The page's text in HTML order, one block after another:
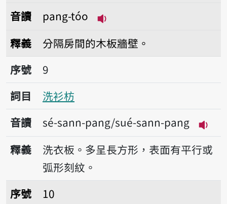
音讀
pang-tóo
釋義
分隔房間的木板牆壁。
序號9洗衫枋
序號
9
詞目
洗衫枋
音讀
sé-sann-pang/sué-sann-pang
播
釋義
洗衣板。多呈長方形，表面有平行或
弧形刻紋。
序號10踏枋
序號
10